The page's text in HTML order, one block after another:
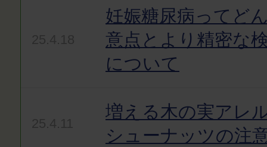
妊娠糖尿病ってど
意点とより精密な
について
増える木の実アレ
シューナッツの注